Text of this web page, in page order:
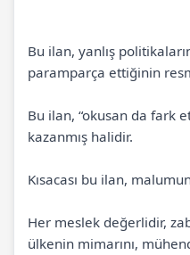
Bu ilan, yanlış
paramparça ettiğinin
Bu ilan, “okusan da fark
kazanmış halidir.
Kısacası bu ilan,
Her meslek değerlidir,
ülkenin mimarını,